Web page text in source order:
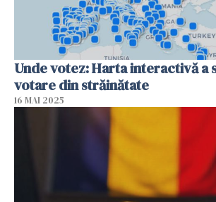
Unde votez: Harta interactivă a
votare din străinătate
16 MAI 2025